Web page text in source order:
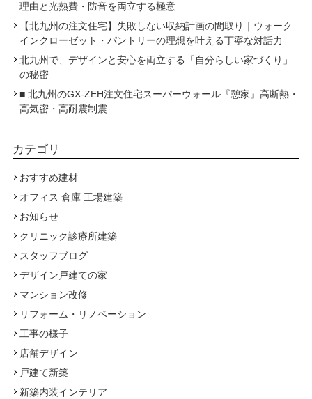
理由と光熱費・防音を両立する極意
【北九州の注文住宅】失敗しない収納計画の間取り｜ウォーク
インクローゼット・パントリーの理想を叶える丁寧な対話力
北九州で、デザインと安心を両立する「自分らしい家づくり」
の秘密
■ 北九州のGX-ZEH注文住宅スーパーウォール『憩家』高断熱・
高気密・高耐震制震
カテゴリ
おすすめ建材
オフィス 倉庫 工場建築
お知らせ
クリニック診療所建築
スタッフブログ
デザイン戸建ての家
マンション改修
リフォーム・リノベーション
工事の様子
店舗デザイン
戸建て新築
新築内装インテリア